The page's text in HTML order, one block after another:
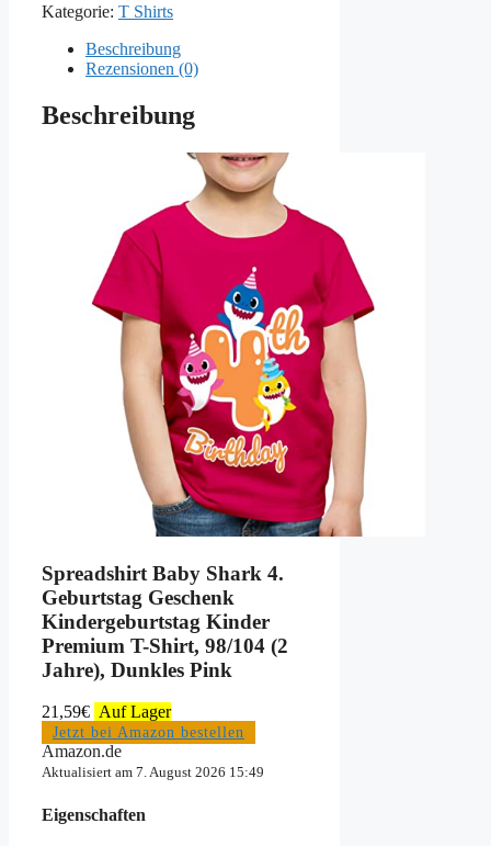
Kategorie: T Shirts
Beschreibung
Rezensionen (0)
Beschreibung
Spreadshirt Baby Shark 4.
Geburtstag Geschenk
Kindergeburtstag Kinder
Premium T-Shirt, 98/104 (2
Jahre), Dunkles Pink
21,59€ Auf Lager
Jetzt bei Amazon bestellen
Amazon.de
Aktualisiert am 7. August 2026 15:49
Eigenschaften